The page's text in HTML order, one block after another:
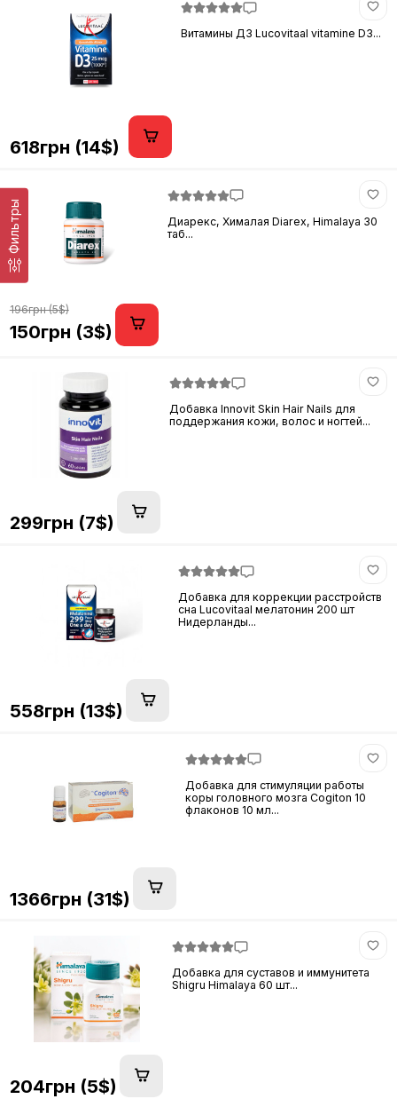
Фильтры
Витамины Д3 Lucovitaal vitamine D3...
618грн (14$)
Диарекс, Хималая Diarex, Himalaya 30
таб...
196грн (5$)
150грн (3$)
Добавка Innovit Skin Hair Nails для
поддержания кожи, волос и ногтей...
299грн (7$)
Добавка для коррекции расстройств
сна Lucovitaal мелатонин 200 шт
Нидерланды...
558грн (13$)
Добавка для стимуляции работы
коры головного мозга Cogiton 10
флаконов 10 мл...
1366грн (31$)
Добавка для суставов и иммунитета
Shigru Himalaya 60 шт...
204грн (5$)